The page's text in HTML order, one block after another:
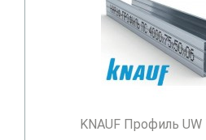
KNAUF Профиль